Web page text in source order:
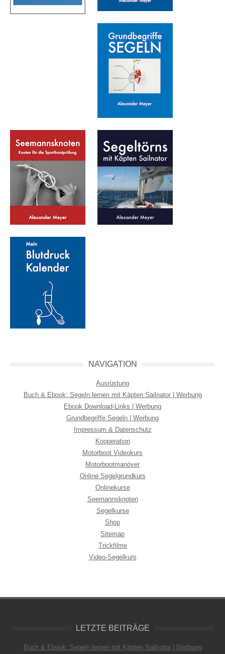
NAVIGATION
Ausrüstung
Buch & Ebook: Segeln lernen mit Käpten Sailnator | Werbung
Ebook Download-Links | Werbung
Grundbegriffe Segeln | Werbung
Impressum & Datenschutz
Kooperation
Motorboot Videokurs
Motorbootmanöver
Online Segelgrundkurs
Onlinekurse
Seemannsknoten
Segelkurse
Shop
Sitemap
Trickfilme
Video-Segelkurs
LETZTE BEITRÄGE
Buch & Ebook: Segeln lernen mit Käpten Sailnator | Werbung